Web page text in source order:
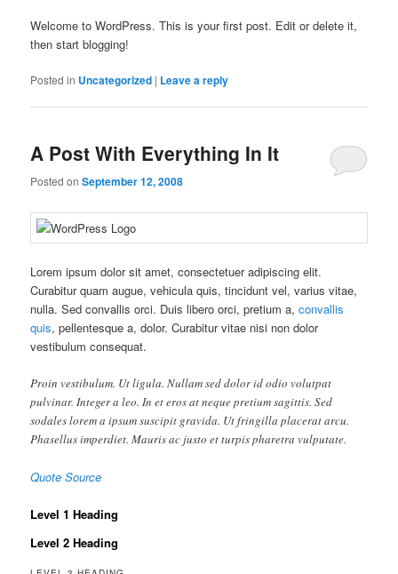
Welcome to WordPress. This is your first post. Edit or delete it,
then start blogging!
Posted in Uncategorized | Leave a reply
A Post With Everything In It
Posted onSeptember 12, 2008
Lorem ipsum dolor sit amet, consectetuer adipiscing elit.
Curabitur quam augue, vehicula quis, tincidunt vel, varius vitae,
nulla. Sed convallis orci. Duis libero orci, pretium a,convallis
quis, pellentesque a, dolor. Curabitur vitae nisi non dolor
vestibulum consequat.
Proin vestibulum. Ut ligula. Nullam sed dolor id odio volutpat
pulvinar. Integer a leo. In et eros at neque pretium sagittis. Sed
sodales lorem a ipsum suscipit gravida. Ut fringilla placerat arcu.
Phasellus imperdiet. Mauris ac justo et turpis pharetra vulputate.
Quote Source
Level 1 Heading
Level 2 Heading